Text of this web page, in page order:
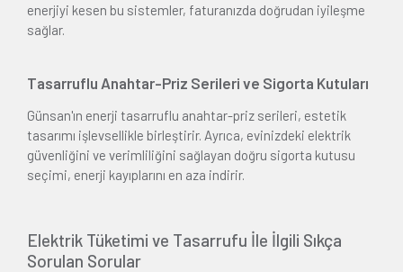
enerjiyi kesen bu sistemler, faturanızda doğrudan iyileşme
sağlar.
Tasarruflu Anahtar-Priz Serileri ve Sigorta Kutuları
Günsan'ın enerji tasarruflu anahtar-priz serileri, estetik
tasarımı işlevsellikle birleştirir. Ayrıca, evinizdeki elektrik
güvenliğini ve verimliliğini sağlayan doğru sigorta kutusu
seçimi, enerji kayıplarını en aza indirir.
Elektrik Tüketimi ve Tasarrufu İle İlgili Sıkça
Sorulan Sorular